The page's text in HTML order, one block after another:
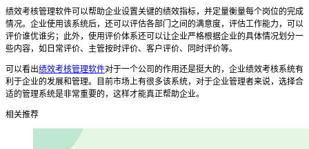
绩效考核管理软件可以帮助企业设置关键的绩效指标，并定量衡量每个岗位的完成
情况。企业使用该系统后，还可以评估各部门之间的满意度，评估工作能力，可以
评价谁优谁劣；此外，使用评价体系还可以让企业严格根据企业的具体情况划分一
些内容，如日常评价、主管按时评价、客户评价、同时评价等。
可以看出绩效考核管理软件对于一个公司的作用还是挺大的，企业绩效考核系统有
利于企业的发展和管理。目前市场上有很多该系统，对于企业管理者来说，选择合
适的管理系统是非常重要的，这样才能真正帮助企业。
相关推荐